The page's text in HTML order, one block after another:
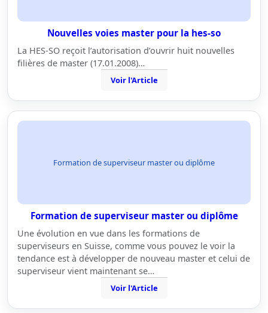
Nouvelles voies master pour la hes-so
La HES-SO reçoit l’autorisation d’ouvrir huit nouvelles
filières de master (17.01.2008)…
Voir l'Article
Formation de superviseur master ou diplôme
Formation de superviseur master ou diplôme
Une évolution en vue dans les formations de
superviseurs en Suisse, comme vous pouvez le voir la
tendance est à développer de nouveau master et celui de
superviseur vient maintenant se…
Voir l'Article